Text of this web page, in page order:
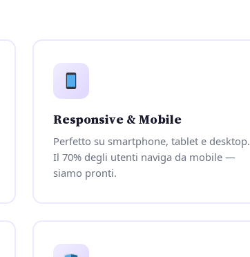
Responsive & Mobile
Perfetto su smartphone, tablet e desktop.
Il 70% degli utenti naviga da mobile —
siamo pronti.